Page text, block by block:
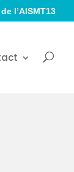
l’AISMT13